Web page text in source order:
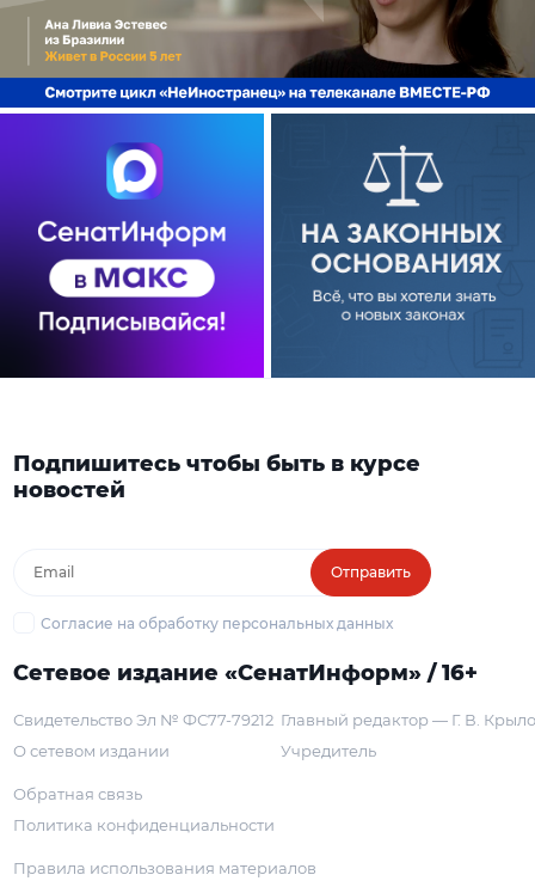
Подпишитесь чтобы быть в курсе
новостей
Отправить
Согласие на обработку персональных данных
Сетевое издание «СенатИнформ» / 16+
Свидетельство Эл № ФС77-79212
О сетевом издании
Главный редактор — Г. В.
Учредитель
Обратная связь
Политика конфиденциальности
Правила использования материалов